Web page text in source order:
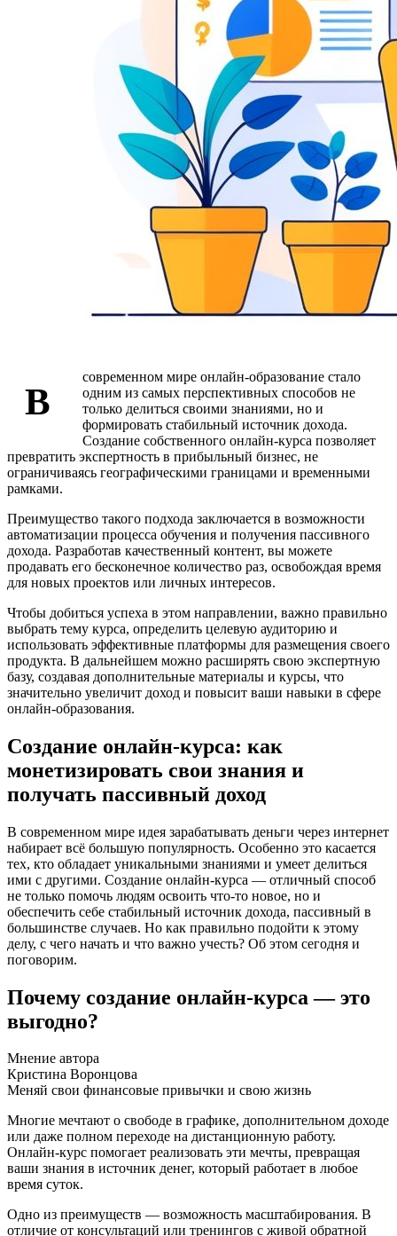
В
современном мире онлайн-образование стало
одним из самых перспективных способов не
только делиться своими знаниями, но и
формировать стабильный источник дохода.
Создание собственного онлайн-курса позволяет
превратить экспертность в прибыльный бизнес, не
ограничиваясь географическими границами и временными
рамками.
Преимущество такого подхода заключается в возможности
автоматизации процесса обучения и получения пассивного
дохода. Разработав качественный контент, вы можете
продавать его бесконечное количество раз, освобождая время
для новых проектов или личных интересов.
Чтобы добиться успеха в этом направлении, важно правильно
выбрать тему курса, определить целевую аудиторию и
использовать эффективные платформы для размещения своего
продукта. В дальнейшем можно расширять свою экспертную
базу, создавая дополнительные материалы и курсы, что
значительно увеличит доход и повысит ваши навыки в сфере
онлайн-образования.
Создание онлайн-курса: как
монетизировать свои знания и
получать пассивный доход
В современном мире идея зарабатывать деньги через интернет
набирает всё большую популярность. Особенно это касается
тех, кто обладает уникальными знаниями и умеет делиться
ими с другими. Создание онлайн-курса — отличный способ
не только помочь людям освоить что-то новое, но и
обеспечить себе стабильный источник дохода, пассивный в
большинстве случаев. Но как правильно подойти к этому
делу, с чего начать и что важно учесть? Об этом сегодня и
поговорим.
Почему создание онлайн-курса — это
выгодно?
Мнение автора
Кристина Воронцова
Меняй свои финансовые привычки и свою жизнь
Многие мечтают о свободе в графике, дополнительном доходе
или даже полном переходе на дистанционную работу.
Онлайн-курс помогает реализовать эти мечты, превращая
ваши знания в источник денег, который работает в любое
время суток.
Одно из преимуществ — возможность масштабирования. В
отличие от консультаций или тренингов с живой обратной